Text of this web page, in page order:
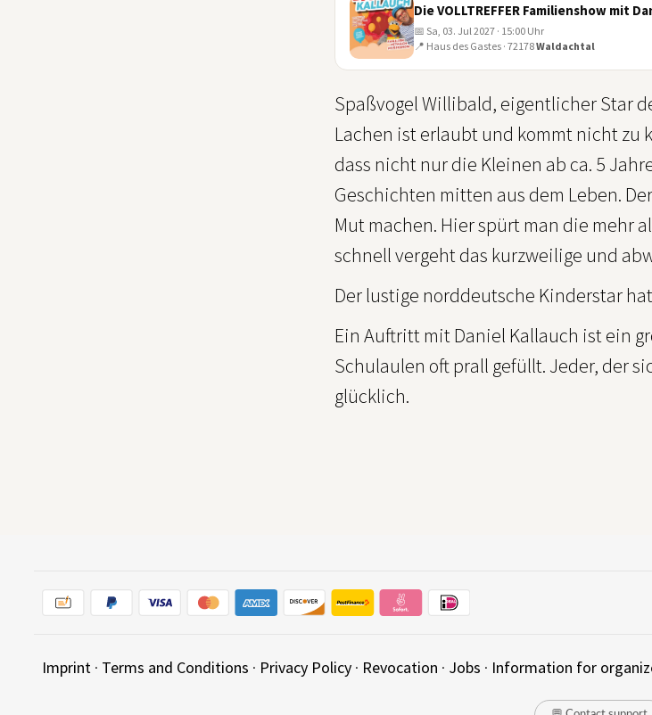
03
Die VOLLTREFFER Familienshow mit
📅 Sa, 03. Jul 2027 · 15:00 Uhr
📍 Haus des Gastes · 72178Waldachtal
Spaßvogel Willibald, eigentlicher Star
Lachen ist erlaubt und kommt nicht zu
dass nicht nur die Kleinen ab ca. 5
Geschichten mitten aus dem Leben.
Mut machen. Hier spürt man die mehr
schnell vergeht das kurzweilige und
Der lustige norddeutsche Kinderstar
Ein Auftritt mit Daniel Kallauch ist ein
Schulaulen oft prall gefüllt. Jeder, der
glücklich.
Imprint · Terms and Conditions · Privacy Policy · Revocation · Jobs · Information for